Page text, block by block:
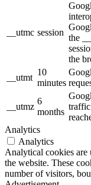
__utmc session
the
the
__utmt
10
minutes
__utmz
6
months
Analytics
Analytics
Analytical cookies are
the website. These
number of visitors,